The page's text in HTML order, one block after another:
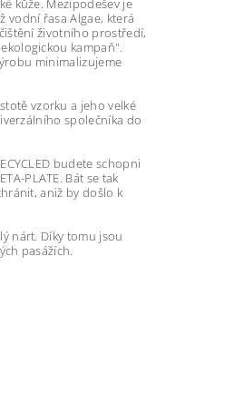
kůže. Mezipodešev je
vodní řasa Algae, která
životního prostředí,
kampaň".
minimalizujeme
vzorku a jeho velké
společníka do
budete schopni
PLATE. Bát se tak
aniž by došlo k
nárt. Díky tomu jsou
pasážích.